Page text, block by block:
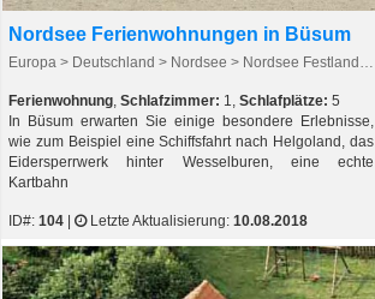
Nordsee Ferienwohnungen in Büsum
Europa > Deutschland > Nordsee > Nordsee Festland > Büsum
Ferienwohnung, Schlafzimmer: 1, Schlafplätze: 5
In Büsum erwarten Sie einige besondere Erlebnisse,
wie zum Beispiel eine Schiffsfahrt nach Helgoland, das
Eidersperrwerk hinter Wesselburen, eine echte
Kartbahn
ID#: 104 Letzte Aktualisierung: 10.08.2018